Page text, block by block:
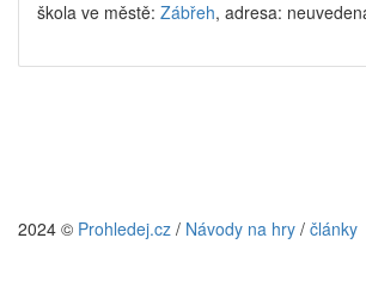
škola ve městě: Zábřeh, adresa:
2024 © Prohledej.cz / Návody na hry / články